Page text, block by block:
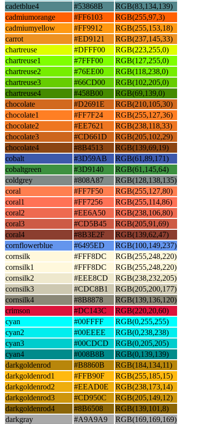
cadetblue4
#53868B
RGB(83,134,139)
cadmiumorange
#FF6103
RGB(255,97,3)
cadmiumyellow
#FF9912
RGB(255,153,18)
carrot
#ED9121
RGB(237,145,33)
chartreuse
#DFFF00
RGB(223,255,0)
chartreuse1
#7FFF00
RGB(127,255,0)
chartreuse2
#76EE00
RGB(118,238,0)
chartreuse3
#66CD00
RGB(102,205,0)
chartreuse4
#458B00
RGB(69,139,0)
chocolate
#D2691E
RGB(210,105,30)
chocolate1
#FF7F24
RGB(255,127,36)
chocolate2
#EE7621
RGB(238,118,33)
chocolate3
#CD661D
RGB(205,102,29)
chocolate4
#8B4513
RGB(139,69,19)
cobalt
#3D59AB
RGB(61,89,171)
cobaltgreen
#3D9140
RGB(61,145,64)
coldgrey
#808A87
RGB(128,138,135)
coral
#FF7F50
RGB(255,127,80)
coral1
#FF7256
RGB(255,114,86)
coral2
#EE6A50
RGB(238,106,80)
coral3
#CD5B45
RGB(205,91,69)
coral4
#8B3E2F
RGB(139,62,47)
cornflowerblue
#6495ED
RGB(100,149,237)
cornsilk
#FFF8DC
RGB(255,248,220)
cornsilk1
#FFF8DC
RGB(255,248,220)
cornsilk2
#EEE8CD
RGB(238,232,205)
cornsilk3
#CDC8B1
RGB(205,200,177)
cornsilk4
#8B8878
RGB(139,136,120)
crimson
#DC143C
RGB(220,20,60)
cyan
#00FFFF
RGB(0,255,255)
cyan2
#00EEEE
RGB(0,238,238)
cyan3
#00CDCD
RGB(0,205,205)
cyan4
#008B8B
RGB(0,139,139)
darkgoldenrod
#B8860B
RGB(184,134,11)
darkgoldenrod1
#FFB90F
RGB(255,185,15)
darkgoldenrod2
#EEAD0E
RGB(238,173,14)
darkgoldenrod3
#CD950C
RGB(205,149,12)
darkgoldenrod4
#8B6508
RGB(139,101,8)
darkgray
#A9A9A9
RGB(169,169,169)